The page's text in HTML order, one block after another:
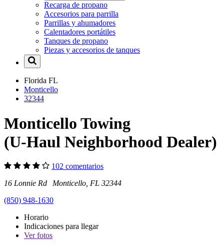
Recarga de propano
Accesorios para parrilla
Parrillas y ahumadores
Calentadores portátiles
Tanques de propano
Piezas y accesorios de tanques
Florida FL
Monticello
32344
Monticello Towing
(U-Haul Neighborhood Dealer)
102 comentarios
16 Lonnie Rd Monticello, FL 32344
(850) 948-1630
Horario
Indicaciones para llegar
Verfotos